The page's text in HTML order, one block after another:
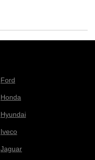
Ford
Honda
Hyundai
Iveco
Jaguar